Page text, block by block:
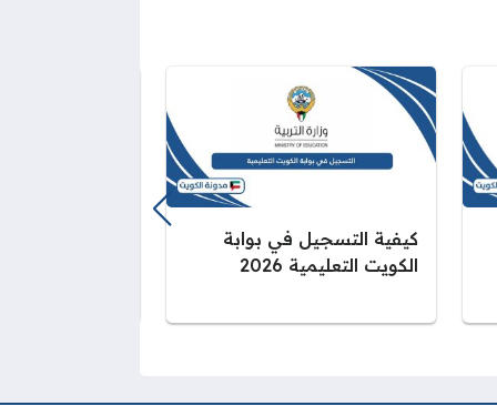
كيفية التسجيل في بوابة
الكويت التعليمية 2026